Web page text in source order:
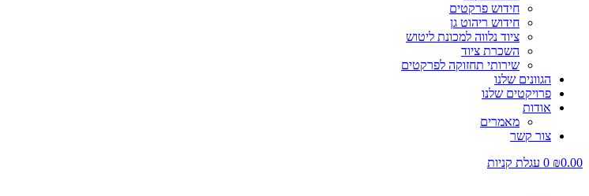
חידוש פרקטים
חידוש ריהוט גן
ציוד נלווה למכונת ליטוש
השכרת ציוד
שירותי תחזוקה לפרקטים
הגוונים שלנו
פרויקטים שלנו
אודות
מאמרים
צור קשר
₪0.00
0 עגלת קניות